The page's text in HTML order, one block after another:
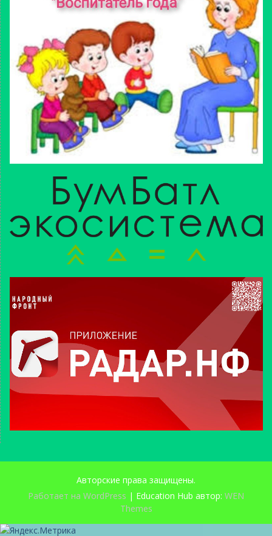
Авторские права защищены.
Работает на WordPress | Education Hub автор: WEN
Themes